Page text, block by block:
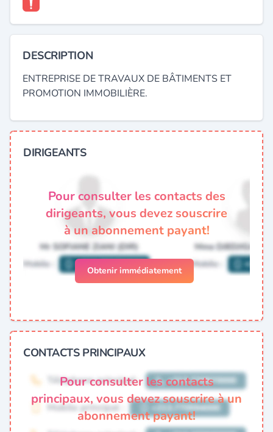
DESCRIPTION
ENTREPRISE DE TRAVAUX DE BÂTIMENTS ET
PROMOTION IMMOBILIÈRE.
DIRIGEANTS
Pour consulter les contacts des
dirigeants, vous devez souscrire
à un abonnement payant!
Obtenir immédiatement
CONTACTS PRINCIPAUX
Pour consulter les contacts
principaux, vous devez souscrire à un
abonnement payant!